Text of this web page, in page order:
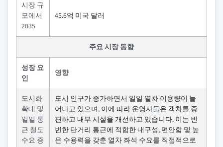
시장 규
모에서
2035
45.6억 미국 달러
주요 시장 동향
성장 요
인
영향
도시화
확대 및
일일 통
근 철도
수요 증
도시 인구가 증가하면서 일일 열차 이용량이 늘
어나고 있으며, 이에 따라 운영사들은 객차를 증
편하고 내부 시설을 개선하고 있습니다. 이는 빈
번한 단거리 통근에 적합한 내구성, 편안함 및 높
은 수용력을 갖춘 열차 좌석 수요를 직접적으로